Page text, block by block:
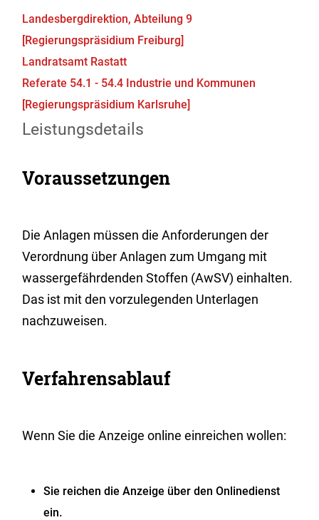
Landesbergdirektion, Abteilung 9
[Regierungspräsidium Freiburg]
Landratsamt Rastatt
Referate 54.1 - 54.4 Industrie und Kommunen
[Regierungspräsidium Karlsruhe]
Leistungsdetails
Voraussetzungen
Die Anlagen müssen die Anforderungen der
Verordnung über Anlagen zum Umgang mit
wassergefährdenden Stoffen (AwSV) einhalten.
Das ist mit den vorzulegenden Unterlagen
nachzuweisen.
Verfahrensablauf
Wenn Sie die Anzeige online einreichen wollen:
Sie reichen die Anzeige über den Onlinedienst
ein.